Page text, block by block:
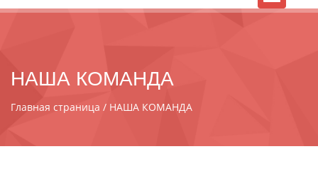
НАША КОМАНДА
Главная страница НАША КОМАНДА